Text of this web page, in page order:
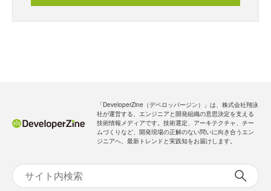
「DeveloperZine（デベロッパージン）」は、株式会社翔泳
社が運営する、エンジニアと開発組織の意思決定を支える
技術情報メディアです。技術選定、アーキテクチャ、チー
ムづくりなど、開発現場の正解のない問いに向き合うエン
ジニアへ、最新トレンドと実践知をお届けします。